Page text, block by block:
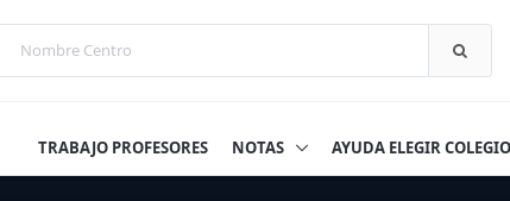
TRABAJO PROFESORES NOTAS AYUDA ELEGIR